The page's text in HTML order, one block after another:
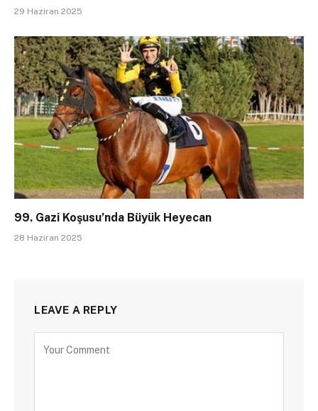
29 Haziran 2025
99. Gazi Koşusu’nda Büyük Heyecan
28 Haziran 2025
LEAVE A REPLY